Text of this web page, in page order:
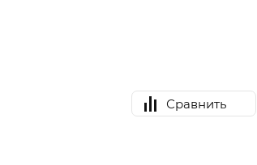
Сравнить